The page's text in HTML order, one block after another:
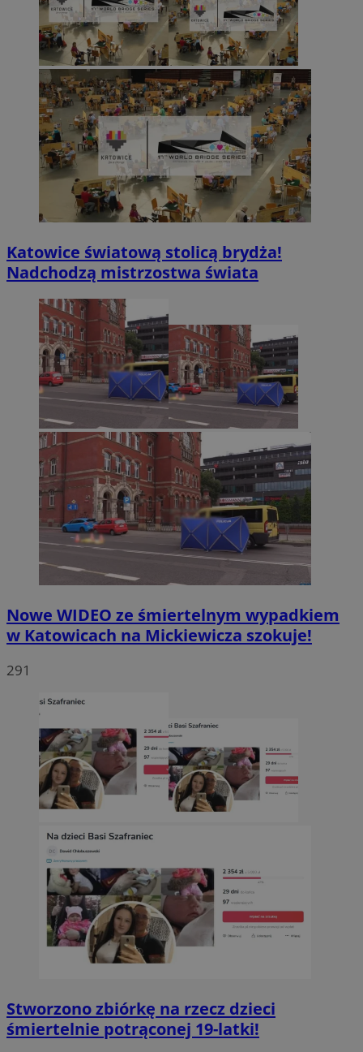
Katowice światową stolicą brydża!
Nadchodzą mistrzostwa świata
Nowe WIDEO ze śmiertelnym wypadkiem
w Katowicach na Mickiewicza szokuje!
291
Stworzono zbiórkę na rzecz dzieci
śmiertelnie potrąconej 19-latki!